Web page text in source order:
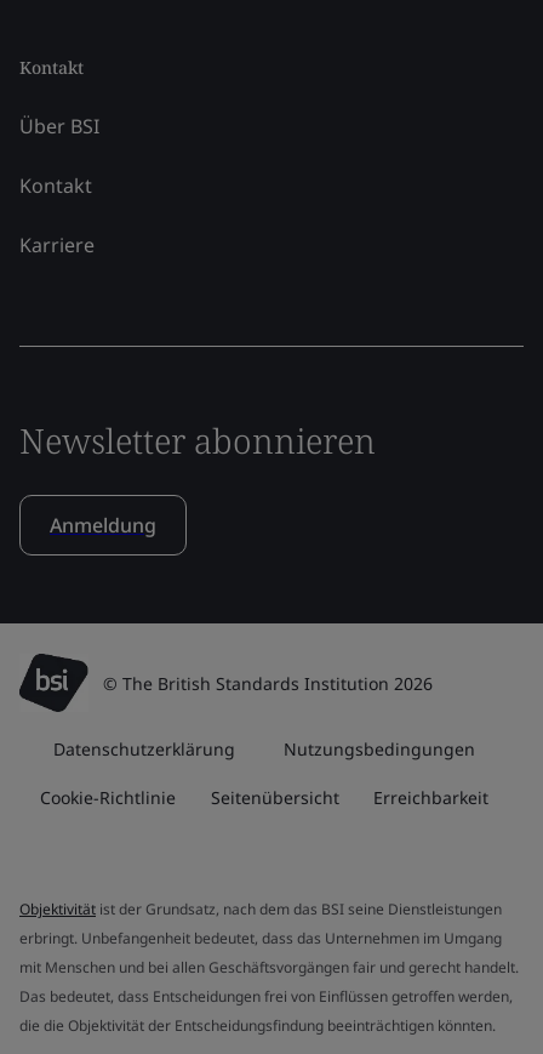
Kontakt
Über BSI
Kontakt
Karriere
Newsletter abonnieren
Anmeldung
© The British Standards Institution 2026
Datenschutzerklärung Nutzungsbedingungen
Cookie-Richtlinie Seitenübersicht Erreichbarkeit
Objektivität ist der Grundsatz, nach dem das BSI seine Dienstleistungen
erbringt. Unbefangenheit bedeutet, dass das Unternehmen im Umgang
mit Menschen und bei allen Geschäftsvorgängen fair und gerecht handelt.
Das bedeutet, dass Entscheidungen frei von Einflüssen getroffen werden,
die die Objektivität der Entscheidungsfindung beeinträchtigen könnten.